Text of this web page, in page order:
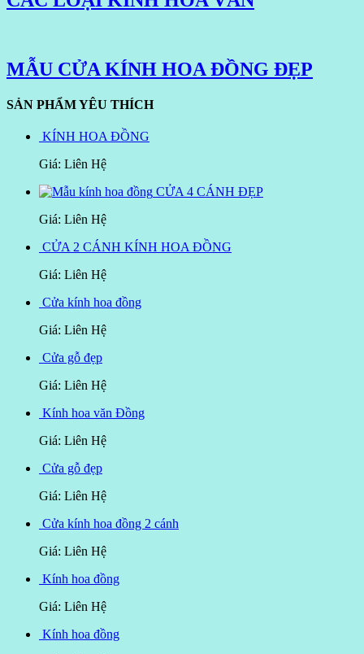
MẪU CỬA KÍNH HOA ĐỒNG ĐẸP
SẢN PHẨM YÊU THÍCH
KÍNH HOA ĐỒNG
Giá: Liên Hệ
CỬA 4 CÁNH ĐẸP
Giá: Liên Hệ
CỬA 2 CÁNH KÍNH HOA ĐỒNG
Giá: Liên Hệ
Cửa kính hoa đồng
Giá: Liên Hệ
Cửa gỗ đẹp
Giá: Liên Hệ
Kính hoa văn Đồng
Giá: Liên Hệ
Cửa gỗ đẹp
Giá: Liên Hệ
Cửa kính hoa đồng 2 cánh
Giá: Liên Hệ
Kính hoa đồng
Giá: Liên Hệ
Kính hoa đồng